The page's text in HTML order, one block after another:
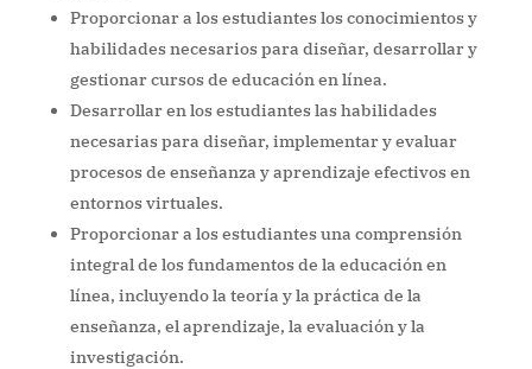
Proporcionar a los estudiantes los conocimientos y
habilidades necesarios para diseñar, desarrollar y
gestionar cursos de educación en línea.
Desarrollar en los estudiantes las habilidades
necesarias para diseñar, implementar y evaluar
procesos de enseñanza y aprendizaje efectivos en
entornos virtuales.
Proporcionar a los estudiantes una comprensión
integral de los fundamentos de la educación en
línea, incluyendo la teoría y la práctica de la
enseñanza, el aprendizaje, la evaluación y la
investigación.